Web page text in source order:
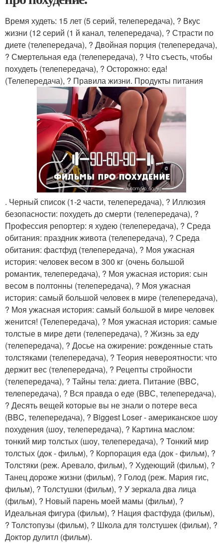
Время худеть: 15 лет (5 серий, телепередача), ? Вкус
жизни (12 серий (1 й канал, телепередача), ? Страсти по
диете (телепередача), ? Двойная порция (телепередача),
? Смертельная еда (телепередача), ? Что съесть, чтобы
похудеть (телепередача), ? Осторожно: еда!
(Телепередача), ? Правила жизни. Продукты питания
. Черный список (1-2 части, телепередача), ? Иллюзия
безопасности: похудеть до смерти (телепередача), ?
Профессия репортер: я худею (телепередача), ? Среда
обитания: праздник живота (телепередача), ? Среда
обитания: фастфуд (телепередача), ? Моя ужасная
история: человек весом в 300 кг (очень большой
романтик, телепередача), ? Моя ужасная история: сын
весом в полтонны (телепередача), ? Моя ужасная
история: самый большой человек в мире (телепередача),
? Моя ужасная история: самый большой в мире человек
женится! (Телепередача), ? Моя ужасная история: самые
толстые в мире дети (телепередача), ? Жизнь за еду
(телепередача), ? Досье на ожирение: рожденные стать
толстяками (телепередача), ? Теория невероятности: что
держит вес (телепередача), ? Рецепты стройности
(телепередача), ? Тайны тела: диета. Питание (BBC,
телепередача), ? Вся правда о еде (BBС, телепередача),
? Десять вещей которые вы не знали о потере веса
(BBC, телепередача), ? Biggest Loser - американское шоу
похудения (шоу, телепередача), ? Картина маслом:
тонкий мир толстых (шоу, телепередача), ? Тонкий мир
толстых (док - фильм), ? Корпорация еда (док - фильм), ?
Толстяки (реж. Аревало, фильм), ? Худеющий (фильм), ?
Танец дороже жизни (фильм), ? Голод (реж. Мария гис,
фильм), ? Толстушки (фильм), ? У зеркала два лица
(фильм), ? Новый парень моей мамы (фильм), ?
Идеальная фигура (фильм), ? Нация фастфуда (фильм),
? Толстопузы (фильм), ? Школа для толстушек (фильм), ?
Доктор дулитл (фильм).